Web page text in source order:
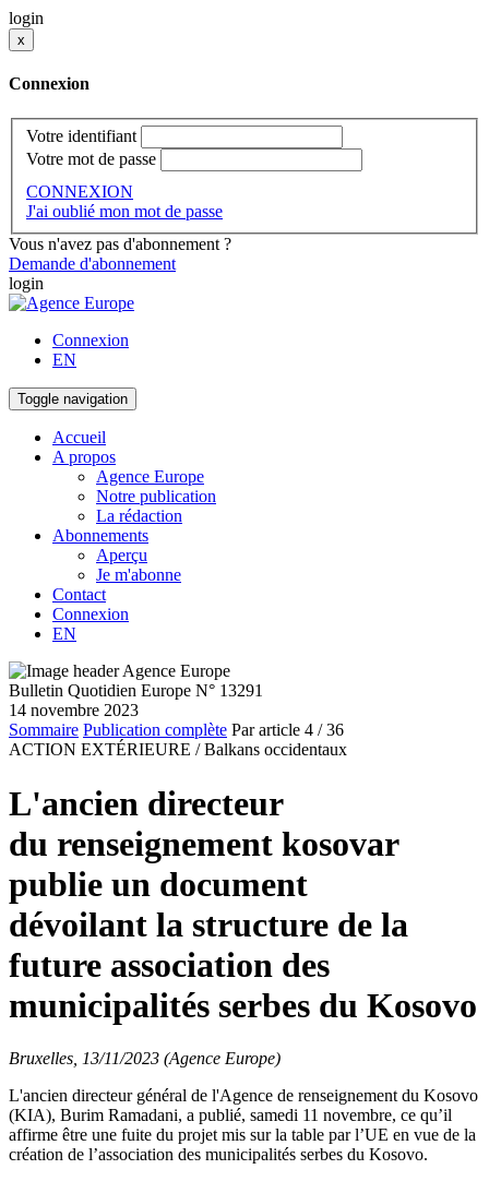
login
x
Connexion
Votre identifiant
Votre mot de passe
CONNEXION
J'ai oublié mon mot de passe
Vous n'avez pas d'abonnement ?
Demande d'abonnement
login
Connexion
EN
Toggle navigation
Accueil
A propos
Agence Europe
Notre publication
La rédaction
Abonnements
Aperçu
Je m'abonne
Contact
Connexion
EN
Bulletin Quotidien Europe N° 13291
14 novembre 2023
Sommaire Publication complète Par article 4 / 36
ACTION EXTÉRIEURE / Balkans occidentaux
L'ancien directeur
du renseignement kosovar
publie un document
dévoilant la structure de la
future association des
municipalités serbes du Kosovo
Bruxelles, 13/11/2023 (Agence Europe)
L'ancien directeur général de l'Agence de renseignement du Kosovo
(KIA), Burim Ramadani, a publié, samedi 11 novembre, ce qu’il
affirme être une fuite du projet mis sur la table par l’UE en vue de la
création de l’association des municipalités serbes du Kosovo.